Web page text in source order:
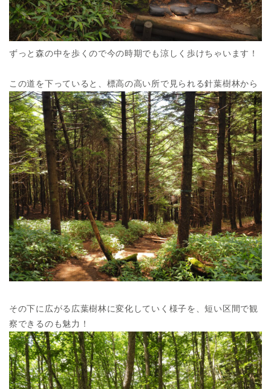
ずっと森の中を歩くので今の時期でも涼しく歩けちゃいます！
この道を下っていると、標高の高い所で見られる針葉樹林から
その下に広がる広葉樹林に変化していく様子を、短い区間で観
察できるのも魅力！